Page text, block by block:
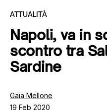
Tutti gli articoli
Chi siamo
ATTUALITÀ
Napoli, va in
scontro tra
Sardine
Gaia Mellone
19 Feb 2020